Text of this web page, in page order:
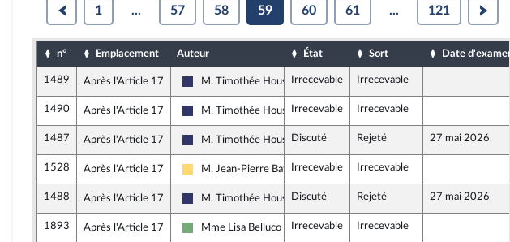
1 ... 57 58 59 60 61 ... 121
n° Emplacement Auteur État Sort Date d'examen
1489 Après l'Article 17
Rassemblement National
M. Timothée HoussinIrrecevable Irrecevable
1490 Après l'Article 17
Rassemblement National
M. Timothée HoussinIrrecevable Irrecevable
1487 Après l'Article 17
Rassemblement National
M. Timothée HoussinDiscuté Rejeté 27 mai 2026
1528 Après l'Article 17
Libertés, Indépendants, Outre-mer et Territoires
M. Jean-Pierre BatailleIrrecevable Irrecevable
1488 Après l'Article 17
Rassemblement National
M. Timothée HoussinDiscuté Rejeté 27 mai 2026
1893 Après l'Article 17
Écologiste et Social
Mme Lisa Belluco Irrecevable Irrecevable